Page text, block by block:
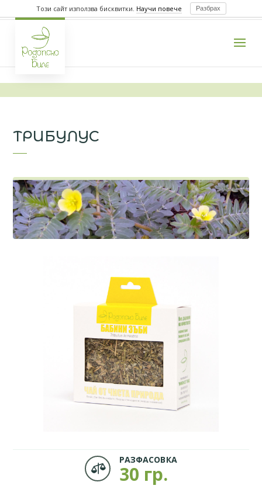
ТРИБУЛУС

РАЗФАСОВКА
30 гр.
Този сайт използва бисквитки. Научи повече Разбрах